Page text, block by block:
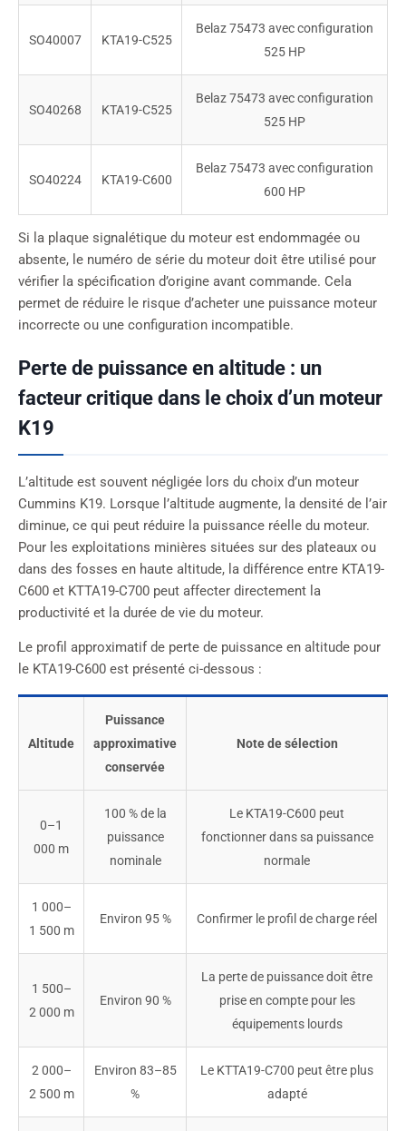
SO40007 KTA19-C525
Belaz 75473 avec configuration
525 HP
SO40268 KTA19-C525
Belaz 75473 avec configuration
525 HP
SO40224 KTA19-C600
Belaz 75473 avec configuration
600 HP
Si la plaque signalétique du moteur est endommagée ou
absente, le numéro de série du moteur doit être utilisé pour
vérifier la spécification d’origine avant commande. Cela
permet de réduire le risque d’acheter une puissance moteur
incorrecte ou une configuration incompatible.
Perte de puissance en altitude : un
facteur critique dans le choix d’un moteur
K19
L’altitude est souvent négligée lors du choix d’un moteur
Cummins K19. Lorsque l’altitude augmente, la densité de l’air
diminue, ce qui peut réduire la puissance réelle du moteur.
Pour les exploitations minières situées sur des plateaux ou
dans des fosses en haute altitude, la différence entre KTA19-
C600 et KTTA19-C700 peut affecter directement la
productivité et la durée de vie du moteur.
Le profil approximatif de perte de puissance en altitude pour
le KTA19-C600 est présenté ci-dessous :
Altitude
Puissance
approximative
conservée
Note de sélection
0–1
000 m
100 % de la
puissance
nominale
Le KTA19-C600 peut
fonctionner dans sa puissance
normale
1 000–
1 500 m
Environ 95 % Confirmer le profil de charge réel
1 500–
2 000 m
Environ 90 %
La perte de puissance doit être
prise en compte pour les
équipements lourds
2 000–
2 500 m
Environ 83–85
%
Le KTTA19-C700 peut être plus
adapté